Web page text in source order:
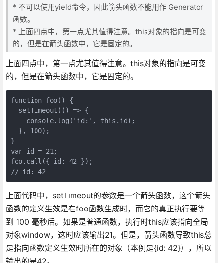
* 不可以使用yield命令，因此箭头函数不能用作 Generator
函数。
* 上面四点中，第一点尤其值得注意。this对象的指向是可变
的，但是在箭头函数中，它是固定的。
上面四点中，第一点尤其值得注意。this对象的指向是可变
的，但是在箭头函数中，它是固定的。
function foo() {
  setTimeout(() => {
    console.log('id:', this.id);
  }, 100);
}
var id = 21;
foo.call({ id: 42 });
// id: 42
上面代码中，setTimeout的参数是一个箭头函数，这个箭头
函数的定义生效是在foo函数生成时，而它的真正执行要等
到 100 毫秒后。如果是普通函数，执行时this应该指向全局
对象window，这时应该输出21。但是，箭头函数导致this总
是指向函数定义生效时所在的对象（本例是{id: 42}），所以
输出的是42。